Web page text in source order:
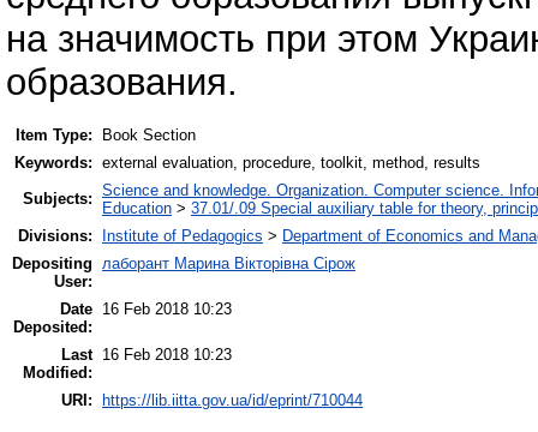
на значимость при этом
образования.
Item Type:
Book Section
Keywords: external evaluation, procedure, toolkit, method, results
Subjects: Science and knowledge. Organization. Computer science.
Education > 37.01/.09 Special auxiliary table for theory,
Divisions:
Institute of Pedagogics > Department of Economics and
Depositing
User:
лаборант Марина Вікторівна Сірож
Date
Deposited:
16 Feb 2018 10:23
Last
Modified:
16 Feb 2018 10:23
URI: https://lib.iitta.gov.ua/id/eprint/710044